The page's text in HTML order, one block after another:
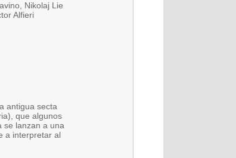
Nikolaj Lie
Alfieri
antigua secta
que algunos
se lanzan a una
a interpretar al